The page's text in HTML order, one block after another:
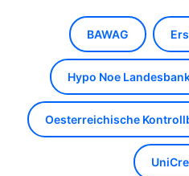
BAWAG
Hypo Noe
Oesterreichische